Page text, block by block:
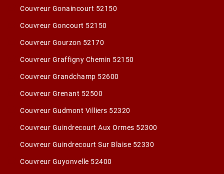
Couvreur Gonaincourt 52150
Couvreur Goncourt 52150
Couvreur Gourzon 52170
Couvreur Graffigny Chemin 52150
Couvreur Grandchamp 52600
Couvreur Grenant 52500
Couvreur Gudmont Villiers 52320
Couvreur Guindrecourt Aux Ormes 52300
Couvreur Guindrecourt Sur Blaise 52330
Couvreur Guyonvelle 52400